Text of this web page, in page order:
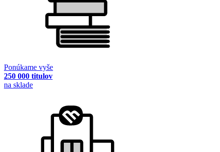
Ponúkame vyše
250 000 titulov
na sklade